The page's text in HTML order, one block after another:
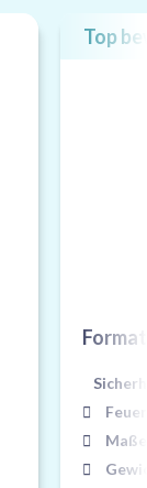
Top
Maße